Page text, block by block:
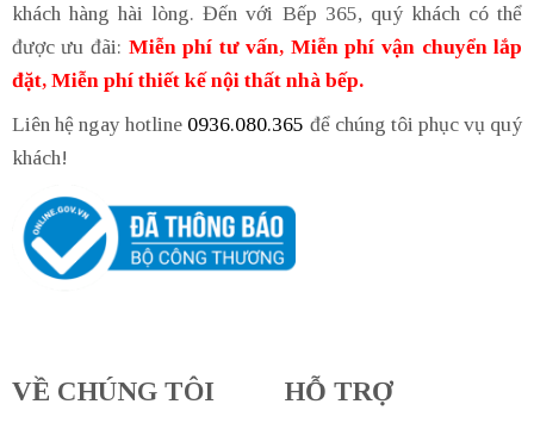
khách hàng hài lòng. Đến với Bếp 365, quý khách có thể
được ưu đãi: Miễn phí tư vấn, Miễn phí vận chuyển lắp
đặt, Miễn phí thiết kế nội thất nhà bếp.
Liên hệ ngay hotline 0936.080.365 để chúng tôi phục vụ quý
khách!
VỀ CHÚNG TÔI HỖ TRỢ